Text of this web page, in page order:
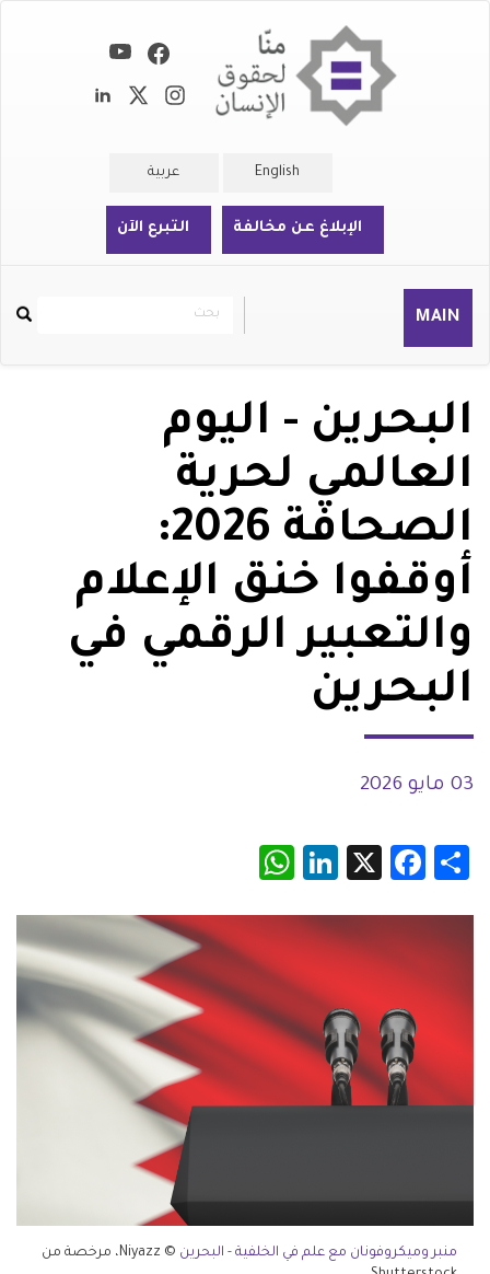
English عربية
الإبلاغ عن مخالفة التبرع الآن
MAIN
Rechercher
بحث
البحرين - اليوم
العالمي لحرية
الصحافة 2026:
أوقفوا خنق الإعلام
والتعبير الرقمي في
البحرين
03 مايو 2026
Share
Facebook
X
LinkedIn
منبر وميكروفونان مع علم في الخلفية - البحرين
© Niyazz، مرخصة من